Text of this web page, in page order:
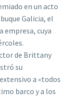
en un acto
Galicia, el
cuya
de Brittany
su
a «todos
barco y a los